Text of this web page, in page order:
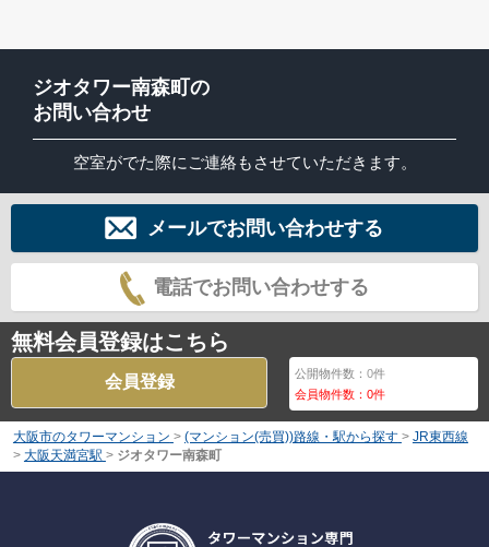
ジオタワー南森町の
お問い合わせ
空室がでた際にご連絡もさせていただきます。
メールでお問い合わせする
電話でお問い合わせする
無料会員登録はこちら
会員登録 公開物件数：0件
会員物件数：0件
大阪市のタワーマンション > (マンション(売買))路線・駅から探す > JR東西線
> 大阪天満宮駅 > ジオタワー南森町